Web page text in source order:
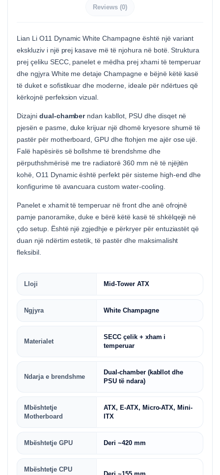
Reviews (0)
Lian Li O11 Dynamic White Champagne është një variant
ekskluziv i një prej kasave më të njohura në botë. Struktura
prej çeliku SECC, panelet e mëdha prej xhami të temperuar
dhe ngjyra White me detaje Champagne e bëjnë këtë kasë
të duket e sofistikuar dhe moderne, ideale për ndërtues që
kërkojnë perfeksion vizual.
Dizajni dual-chamberndan kabllot, PSU dhe disqet në
pjesën e pasme, duke krijuar një dhomë kryesore shumë të
pastër për motherboard, GPU dhe ftohjen me ajër ose ujë.
Falë hapësirës së bollshme të brendshme dhe
përputhshmërisë me tre radiatorë 360 mm në të njëjtën
kohë, O11 Dynamic është perfekt për sisteme high-end dhe
konfigurime të avancuara custom water-cooling.
Panelet e xhamit të temperuar në front dhe anë ofrojnë
pamje panoramike, duke e bërë këtë kasë të shkëlqejë në
çdo setup. Është një zgjedhje e përkryer për entuziastët që
duan një ndërtim estetik, të pastër dhe maksimalisht
fleksibil.
Lloji Mid-Tower ATX
Ngjyra White Champagne
Materialet
SECC çelik + xham i
temperuar
Ndarja e brendshme
Dual-chamber (kabllot dhe
PSU të ndara)
Mbështetje
Motherboard
ATX, E-ATX, Micro-ATX, Mini-
ITX
Mbështetje GPU Deri ~420 mm
Mbështetje CPU